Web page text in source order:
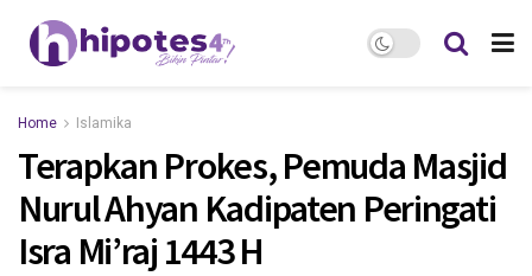
Home Islamika
Terapkan Prokes, Pemuda Masjid
Nurul Ahyan Kadipaten Peringati
Isra Mi’raj 1443 H